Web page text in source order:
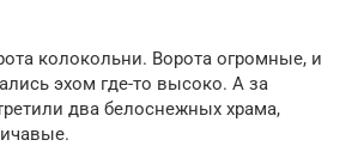
колокольни. Ворота огромные, и
эхом где-то высоко. А за
два белоснежных храма,